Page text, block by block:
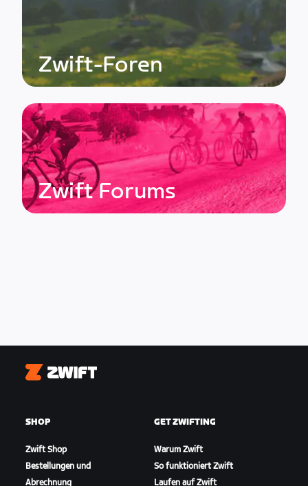
Zwift-Foren
Zwift Forums
Zwift
SHOP
Zwift Shop
Bestellungen und
Abrechnung
GET ZWIFTING
Warum Zwift
So funktioniert Zwift
Laufen auf Zwift